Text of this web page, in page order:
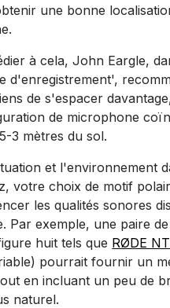
une bonne
à cela, John Eargle,
d'enregistrement',
de s'espacer
de microphone
3 mètres du sol.
et l'environnement
votre choix de motif
les qualités sonores
Par exemple, une paire
huit tels que RØDE
pourrait fournir un
en incluant un peu de
naturel.